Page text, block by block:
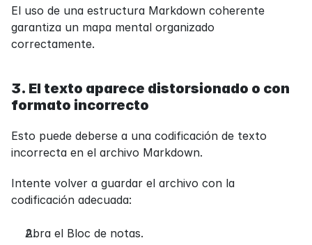
El uso de una estructura Markdown coherente
garantiza un mapa mental organizado
correctamente.
3. El texto aparece distorsionado o con
formato incorrecto
Esto puede deberse a una codificación de texto
incorrecta en el archivo Markdown.
Intente volver a guardar el archivo con la
codificación adecuada:
Abra el Bloc de notas.